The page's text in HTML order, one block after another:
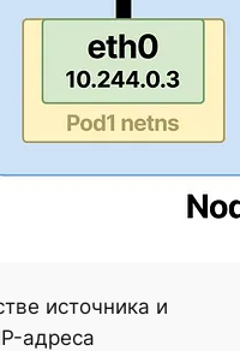
источника и
адреса